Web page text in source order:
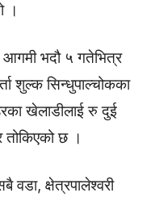
।
आगमी भदौ ५ गतेभित्र
शुल्क सिन्धुपाल्चोकका
खेलाडीलाई रु दुई
तोकिएको छ ।
वडा, क्षेत्रपालेश्वरी